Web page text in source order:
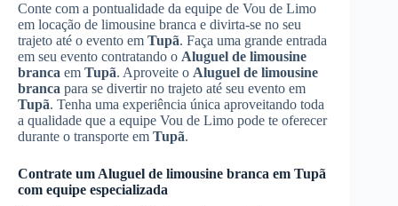
Conte com a pontualidade da equipe de Vou de Limo
em locação de limousine branca e divirta-se no seu
trajeto até o evento em Tupã. Faça uma grande entrada
em seu evento contratando o Aluguel de limousine
branca em Tupã. Aproveite o Aluguel de limousine
branca para se divertir no trajeto até seu evento em
Tupã. Tenha uma experiência única aproveitando toda
a qualidade que a equipe Vou de Limo pode te oferecer
durante o transporte em Tupã.
Contrate um Aluguel de limousine branca em Tupã
com equipe especializada